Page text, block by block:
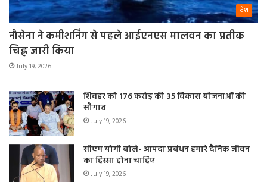
देश
नौसेना ने कमीशनिंग से पहले आईएनएस मालवन का प्रतीक
चिह्न जारी किया
July 19, 2026
शिवहर को 176 करोड़ की 35 विकास योजनाओं की
सौगात
July 19, 2026
सीएम योगी बोले- आपदा प्रबंधन हमारे दैनिक जीवन
का हिस्सा होना चाहिए
July 19, 2026